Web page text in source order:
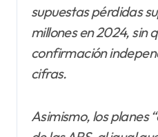
supuestas pérdidas
millones en 2024, sin
confirmación
cifras.
Asimismo, los planes